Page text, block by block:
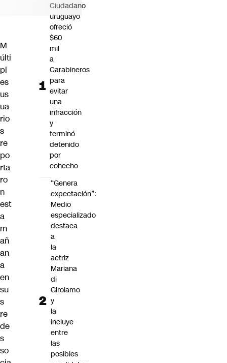
M
últi
pl
es
us
ua
rio
s
re
po
rta
ro
n
est
a
m
añ
an
a
en
su
s
re
de
s
so
Ciudadano
uruguayo
ofreció
$60
mil
a
Carabineros
para
evitar
una
infracción
y
terminó
detenido
por
cohecho
“Genera
expectación”:
Medio
especializado
destaca
a
la
actriz
Mariana
di
Girolamo
y
la
incluye
entre
las
posibles